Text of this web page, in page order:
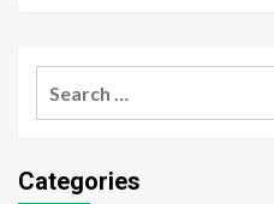
Categories